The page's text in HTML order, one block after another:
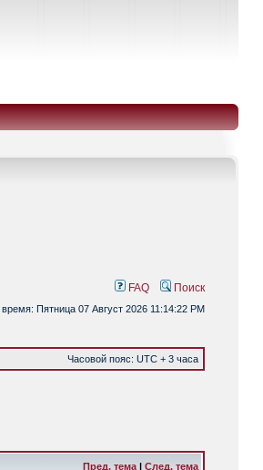
FAQ Поиск
Пятница 07 Август 2026 11:14:22 PM
Часовой пояс: UTC + 3 часа
Пред. тема | След. тема